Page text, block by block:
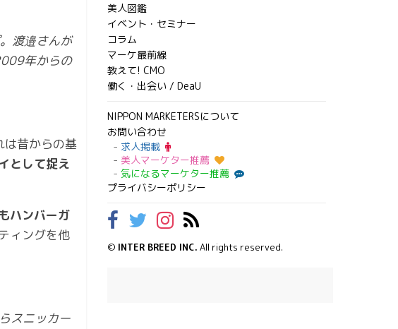
渡邉さんが
年からの
は昔からの基
として捉え
ハンバーガ
ィングを他
スニッカー
美人図鑑
イベント・セミナー
コラム
マーケ最前線
教えて! CMO
働く・出会い / DeaU
NIPPON MARKETERSについて
お問い合わせ
求人掲載
美人マーケター推薦
気になるマーケター推薦
プライバシーポリシー
© INTER BREED INC. All rights reserved.